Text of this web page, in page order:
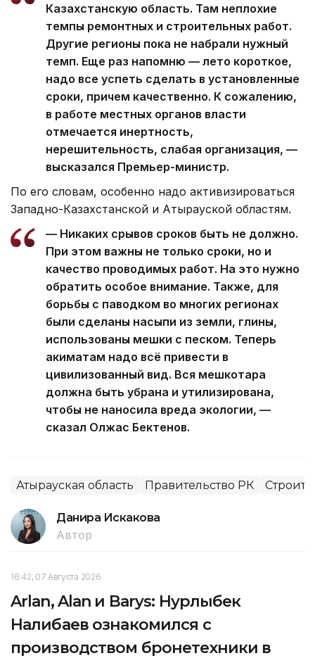
Казахстанскую область. Там неплохие
темпы ремонтных и строительных работ.
Другие регионы пока не набрали нужный
темп. Еще раз напомню — лето короткое,
надо все успеть сделать в установленные
сроки, причем качественно. К сожалению,
в работе местных органов власти
отмечается инертность,
нерешительность, слабая организация, —
высказался Премьер-министр.
По его словам, особенно надо активизироваться
Западно-Казахстанской и Атырауской областям.
— Никаких срывов сроков быть не должно.
При этом важны не только сроки, но и
качество проводимых работ. На это нужно
обратить особое внимание. Также, для
борьбы с паводком во многих регионах
были сделаны насыпи из земли, глины,
использованы мешки с песком. Теперь
акиматам надо всё привести в
цивилизованный вид. Вся мешкотара
должна быть убрана и утилизирована,
чтобы не наносила вреда экологии, —
сказал Олжас Бектенов.
Атырауская область Правительство РК
Данира Искакова
Автор
16:42, 07 Августа 2026
Arlan, Alan и Barys: Нурлыбек
Налибаев ознакомился с
производством бронетехники в